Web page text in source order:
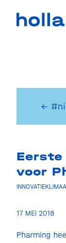
←
voor
17 MEI 2018
Pharming